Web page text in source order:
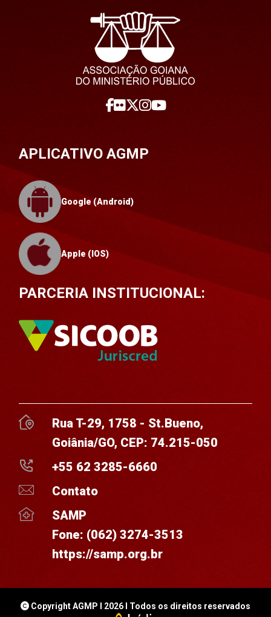
APLICATIVO AGMP
Google (Android)
Apple (IOS)
PARCERIA INSTITUCIONAL:
Rua T-29, 1758 - St.Bueno,
Goiânia/GO, CEP: 74.215-050
+55 62 3285-6660
Contato
SAMP
Fone: (062) 3274-3513
https://samp.org.br
Copyright AGMP I 2026 I Todos os direitos reservados